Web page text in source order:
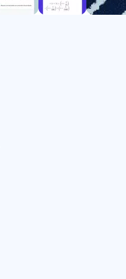
ver videos sin tener
química, física),